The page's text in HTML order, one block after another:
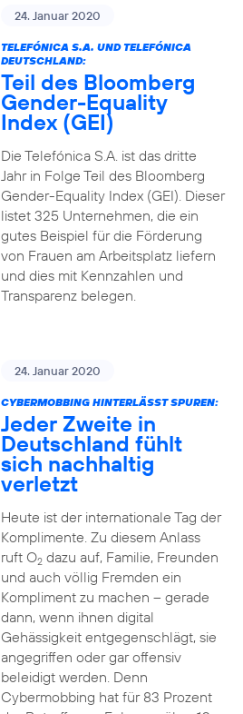
24. Januar 2020
TELEFÓNICA S.A. UND TELEFÓNICA
DEUTSCHLAND:
Teil des Bloomberg
Gender-Equality
Index (GEI)
Die Telefónica S.A. ist das dritte
Jahr in Folge Teil des Bloomberg
Gender-Equality Index (GEI). Dieser
listet 325 Unternehmen, die ein
gutes Beispiel für die Förderung
von Frauen am Arbeitsplatz liefern
und dies mit Kennzahlen und
Transparenz belegen.
24. Januar 2020
CYBERMOBBING HINTERLÄSST SPUREN:
Jeder Zweite in
Deutschland fühlt
sich nachhaltig
verletzt
Heute ist der internationale Tag der
Komplimente. Zu diesem Anlass
ruft O2dazu auf, Familie, Freunden
und auch völlig Fremden ein
Kompliment zu machen – gerade
dann, wenn ihnen digital
Gehässigkeit entgegenschlägt, sie
angegriffen oder gar offensiv
beleidigt werden. Denn
Cybermobbing hat für 83 Prozent